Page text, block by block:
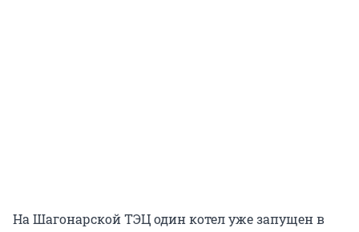
На Шагонарской ТЭЦ один котел уже запущен в